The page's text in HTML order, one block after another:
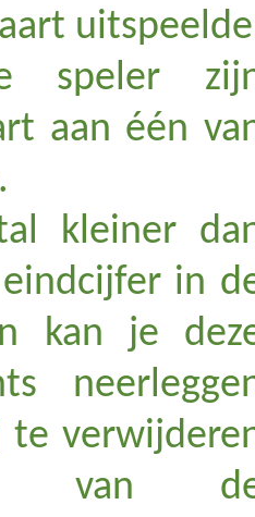
speler
aan één
kleiner
in
kan je
van